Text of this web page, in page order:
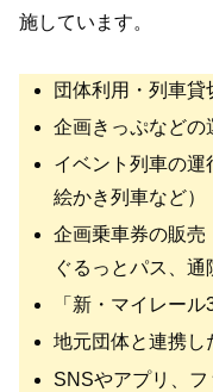
施しています。
団体利用・列車貸
企画きっぷなどの
イベント列車の運
絵かき列車など）
企画乗車券の販売
ぐるっとパス、通
「新・マイレー
地元団体と連携し
SNSやアプリ、